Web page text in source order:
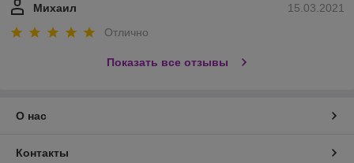
15.03.2021
Михаил
Отлично
Показать все отзывы
О нас
Контакты